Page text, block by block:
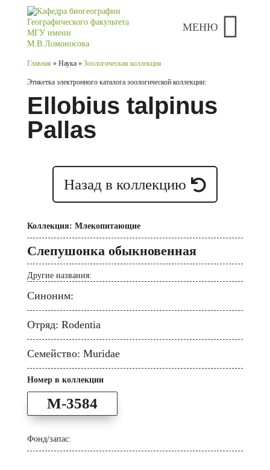
МЕНЮ
Главная » Наука » Зоологическая коллекция
Этикетка электронного каталога зоологической коллекции:
Ellobius talpinus
Pallas
Назад в коллекцию
Коллекция: Млекопитающие
Слепушонка обыкновенная
Другие названия:
Синоним:
Отряд: Rodentia
Семейство: Muridae
Номер в коллекции
M-3584
Фонд/запас: